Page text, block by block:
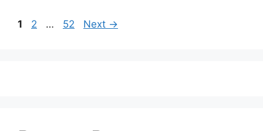
Page
1 Page
2 … Page
52 Next →